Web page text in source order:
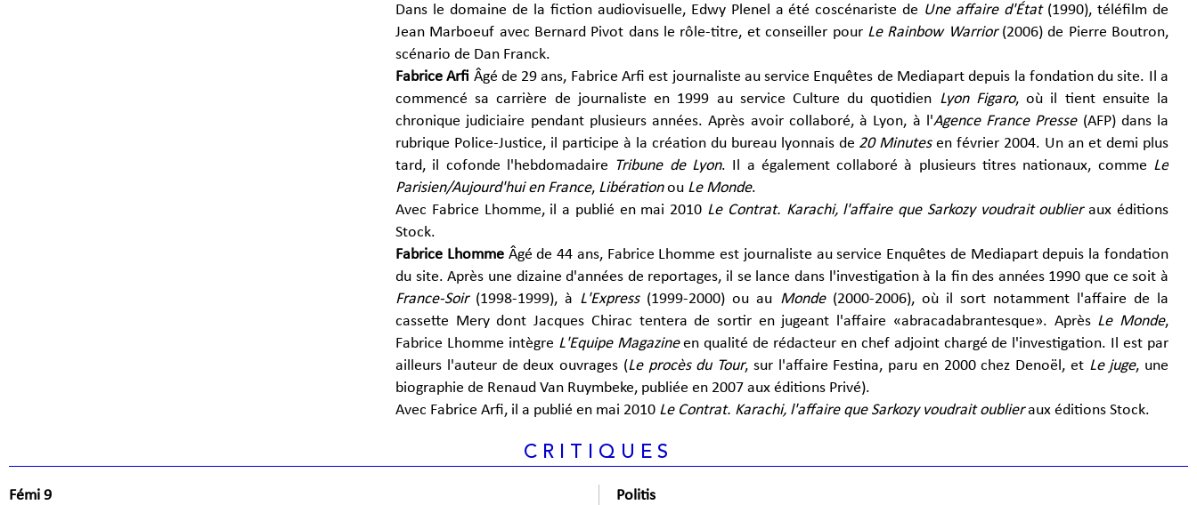
Dans le domaine de la fiction audiovisuelle, Edwy Plenel a été coscénariste de Une affaire d'État(1990), téléfilm de
Jean Marboeuf avec Bernard Pivot dans le rôle-titre, et conseiller pour Le Rainbow Warrior(2006) de Pierre Boutron,
scénario de Dan Franck.
Fabrice Arfi Âgé de 29 ans, Fabrice Arfi est journaliste au service Enquêtes de Mediapart depuis la fondation du site. Il a
commencé sa carrière de journaliste en 1999 au service Culture du quotidien Lyon Figaro, où il tient ensuite la
chronique judiciaire pendant plusieurs années. Après avoir collaboré, à Lyon, à l'Agence France Presse(AFP) dans la
rubrique Police-Justice, il participe à la création du bureau lyonnais de 20 Minutesen février 2004. Un an et demi plus
tard, il cofonde l'hebdomadaire Tribune de Lyon. Il a également collaboré à plusieurs titres nationaux, comme Le
Parisien/Aujourd'hui en France, Libérationou Le Monde.
Avec Fabrice Lhomme, il a publié en mai 2010 Le Contrat. Karachi, l'affaire que Sarkozy voudrait oublieraux éditions
Stock.
Fabrice LhommeÂgé de 44 ans, Fabrice Lhomme est journaliste au service Enquêtes de Mediapart depuis la fondation
du site. Après une dizaine d'années de reportages, il se lance dans l'investigation à la fin des années 1990 que ce soit à
France-Soir (1998-1999), à L'Express(1999-2000) ou au Monde (2000-2006), où il sort notamment l'affaire de la
cassette Mery dont Jacques Chirac tentera de sortir en jugeant l'affaire «abracadabrantesque». Après Le Monde,
Fabrice Lhomme intègre L'Equipe Magazineen qualité de rédacteur en chef adjoint chargé de l'investigation. Il est par
ailleurs l'auteur de deux ouvrages (Le procès du Tour, sur l'affaire Festina, paru en 2000 chez Denoël, et Le juge, une
biographie de Renaud Van Ruymbeke, publiée en 2007 aux éditions Privé).
Avec Fabrice Arfi, il a publié en mai 2010 Le Contrat. Karachi, l'affaire que Sarkozy voudrait oublieraux éditions Stock.
CRITIQUES
Fémi 9
Politis